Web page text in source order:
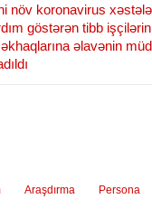
növ koronavirus
göstərən tibb
əlavənin
Araşdırma Persona